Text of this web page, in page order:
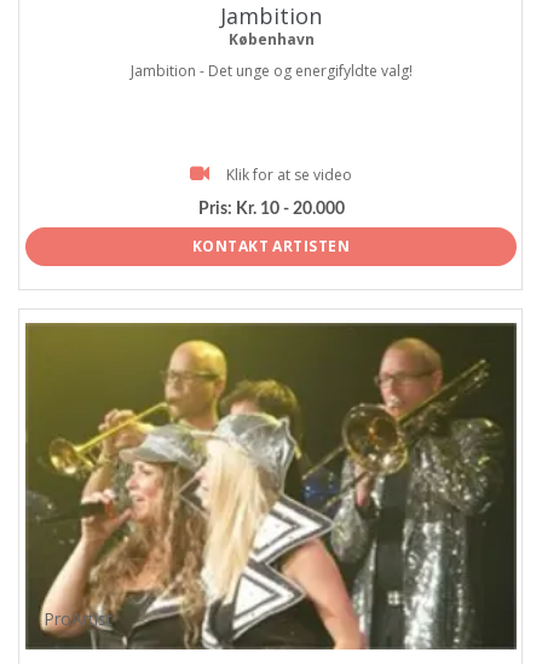
Jambition
København
Jambition - Det unge og energifyldte valg!
Klik for at se video
Pris: Kr. 10 - 20.000
KONTAKT ARTISTEN
ProArtist